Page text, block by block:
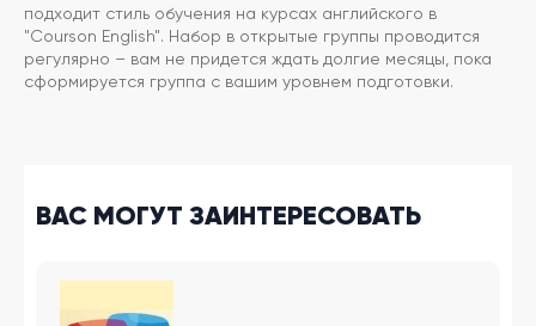
подходит стиль обучения на курсах английского в
"Courson English". Набор в открытые группы проводится
регулярно – вам не придется ждать долгие месяцы, пока
сформируется группа с вашим уровнем подготовки.
ВАС МОГУТ ЗАИНТЕРЕСОВАТЬ